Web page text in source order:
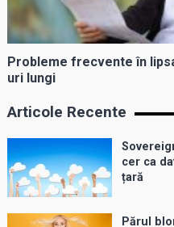
Probleme frecvente în
uri lungi
Articole Recente
cer ca
țară
Părul